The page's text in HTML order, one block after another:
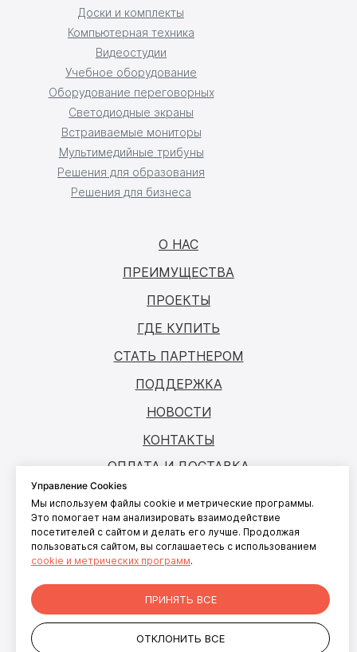
О НАС
© ANTOUCH, 2026. Все права защищены
Согласие на обработку персональных
данных
Политика конфиденциальности
сайта
ПРЕИМУЩЕСТВА
ПРОЕКТЫ
ГДЕ КУПИТЬ
СТАТЬ ПАРТНЕРОМ
ПОДДЕРЖКА
+7 499 281-91-81
НОВОСТИ
КОНТАКТЫ
ОПЛАТА И ДОСТАВКА
Доски и комплекты
Оборудование переговорных
Учебное оборудование
Светодиодные экраны
Встраиваемые мониторы
Мультимедийные трибуны
Решения для образования
Решения для бизнеса
Компьютерная техника
Видеостудии
Управление Cookies
Мы используем файлы cookie и метрические программы.
Это помогает нам анализировать взаимодействие
посетителей с сайтом и делать его лучше. Продолжая
пользоваться сайтом, вы соглашаетесь с использованием
cookie и метрических программ.
ПРИНЯТЬ ВСЕ
ОТКЛОНИТЬ ВСЕ